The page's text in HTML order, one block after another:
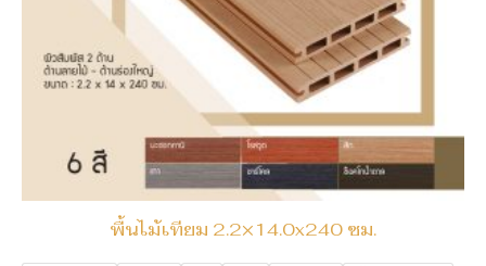
พื้นไม้เทียม 2.2×14.0x240 ซม.